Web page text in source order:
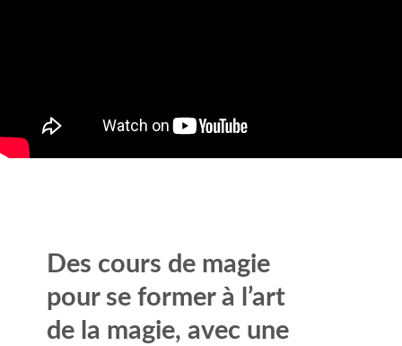
Des cours de magie
pour se former à l’art
de la magie, avec une